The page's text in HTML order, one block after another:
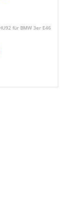
für BMW 3er E46